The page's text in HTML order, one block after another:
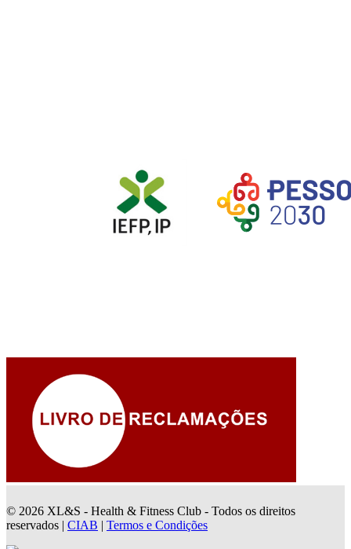
© 2026 XL&S - Health & Fitness Club - Todos os direitos
reservados | CIAB | Termos e Condições